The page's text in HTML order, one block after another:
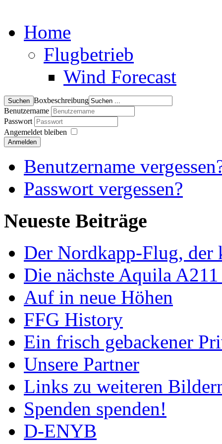
Home
Flugbetrieb
Wind Forecast
Boxbeschreibung
Benutzername
Passwort
Angemeldet bleiben
Anmelden
Benutzername
Passwort vergessen?
Neueste Beiträge
Der Nordkapp-Flug, der
Die nächste Aquila
Auf in neue Höhen
FFG History
Ein frisch gebackener
Unsere Partner
Links zu weiteren
Spenden spenden!
D-ENYB